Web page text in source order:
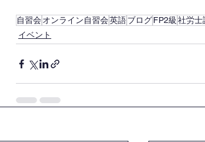
自習会オンライン自習会英語ブログFP2級 社労士
イベント